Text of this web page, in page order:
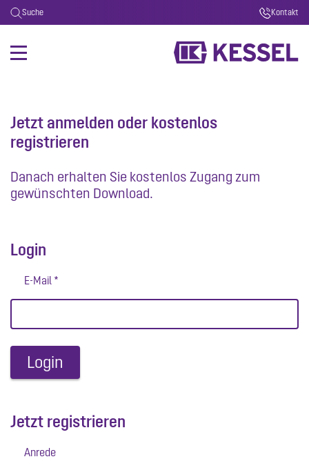
Suche Kontakt
Jetzt anmelden oder kostenlos
registrieren
Danach erhalten Sie kostenlos Zugang zum
gewünschten Download.
Login
E-Mail *
Jetzt registrieren
Anrede